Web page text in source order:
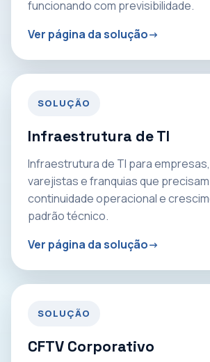
funcionando com previsibilidade.
Ver página da solução
SOLUÇÃO
Infraestrutura de TI
Infraestrutura de TI para
varejistas e franquias que
continuidade operacional e
padrão técnico.
Ver página da solução
SOLUÇÃO
CFTV Corporativo